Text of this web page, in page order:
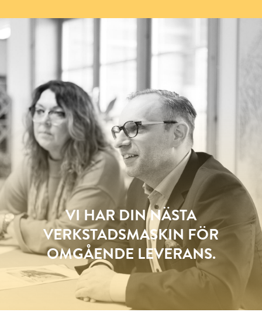
VI HAR DIN NÄSTA
VERKSTADSMASKIN FÖR
OMGÅENDE LEVERANS.